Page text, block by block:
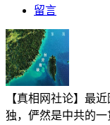
留言
【真相网社论】最
独，俨然是中共的